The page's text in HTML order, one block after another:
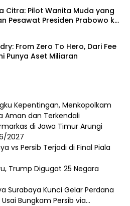
Citra: Pilot Wanita Muda yang
Pesawat Presiden Prabowo ke
From Zero To Hero, Dari Fee
Punya Aset Miliaran
Kepentingan, Menkopolkam
Aman dan Terkendali
di Jawa Timur Arungi
2027
vs Persib Terjadi di Final Piala
Trump Digugat 25 Negara
Surabaya Kunci Gelar Perdana
Bungkam Persib via…